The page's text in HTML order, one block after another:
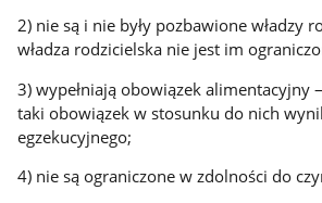
2) nie są i nie były pozbawione władzy
władza rodzicielska nie jest im
3) wypełniają obowiązek
taki obowiązek w stosunku do nich
egzekucyjnego;
4) nie są ograniczone w zdolności do